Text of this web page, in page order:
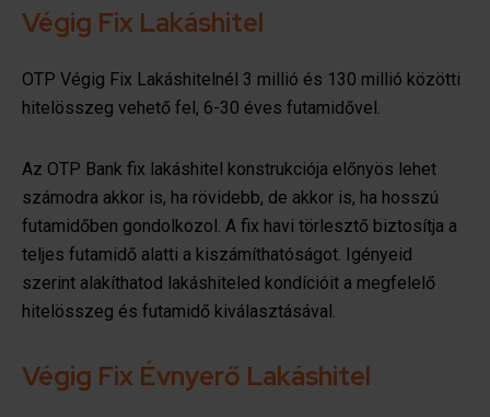
Végig Fix Lakáshitel
OTP Végig Fix Lakáshitelnél 3 millió és 130 millió közötti
hitelösszeg vehető fel, 6-30 éves futamidővel.
Az OTP Bank fix lakáshitel konstrukciója előnyös lehet
számodra akkor is, ha rövidebb, de akkor is, ha hosszú
futamidőben gondolkozol. A fix havi törlesztő biztosítja a
teljes futamidő alatti a kiszámíthatóságot. Igényeid
szerint alakíthatod lakáshiteled kondícióit a megfelelő
hitelösszeg és futamidő kiválasztásával.
Végig Fix Évnyerő Lakáshitel